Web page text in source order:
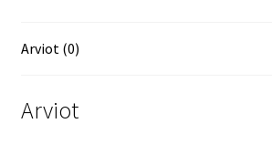
Arviot (0)
Arviot